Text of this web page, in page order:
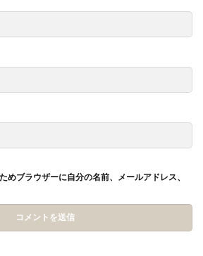
めブラウザーに自分の名前、メールアドレス、